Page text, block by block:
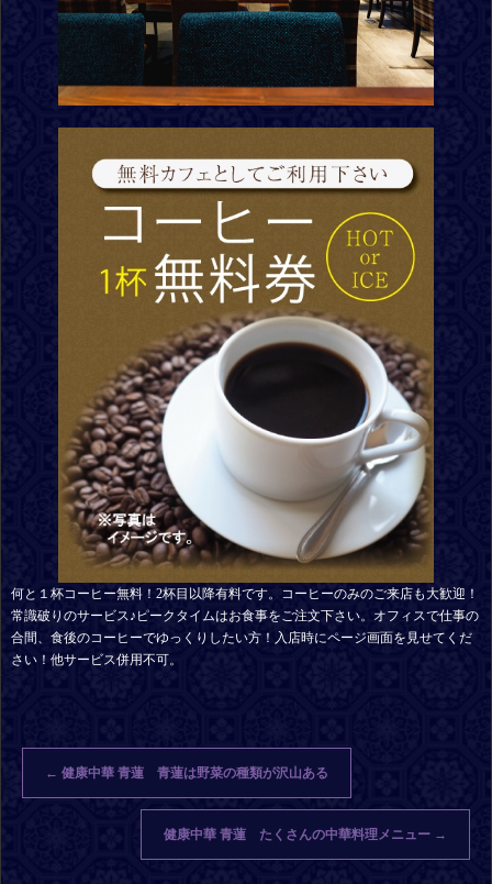
何と１杯コーヒー無料！2杯目以降有料です。コーヒーのみのご来店も大歓迎！
常識破りのサービス♪ピークタイムはお食事をご注文下さい。オフィスで仕事の
合間、食後のコーヒーでゆっくりしたい方！入店時にページ画面を見せてくだ
さい！他サービス併用不可。
← 健康中華 青蓮 青蓮は野菜の種類が沢山ある
健康中華 青蓮 たくさんの中華料理メニュー →